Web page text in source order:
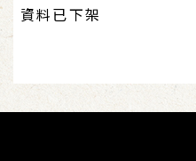
資料已下架